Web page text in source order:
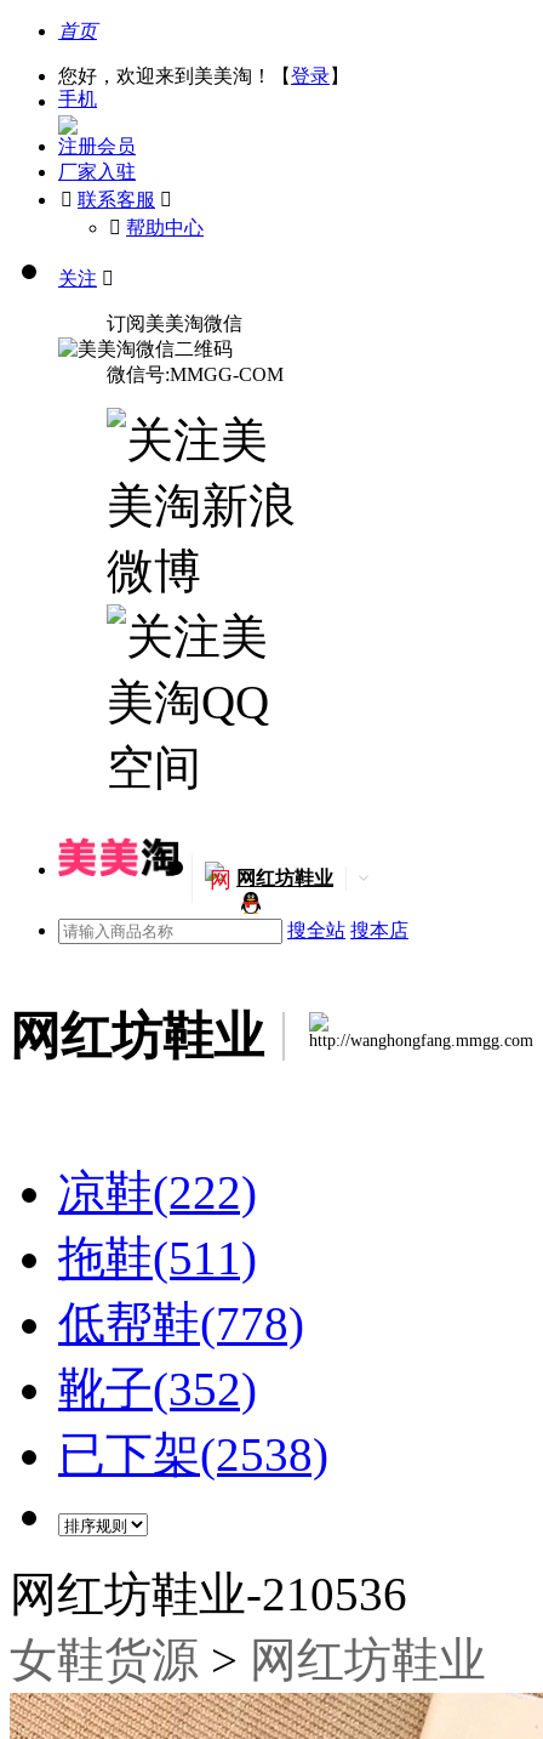
首页
您好，欢迎来到美美淘！【登录】
手机
注册会员
厂家入驻
 联系客服 
󰅃 帮助中心
关注 
订阅美美淘微信
微信号:MMGG-COM
网 网红坊鞋业
搜全站 搜本店
网红坊鞋业 http://wanghongfang.mmgg.com
凉鞋(222)
拖鞋(511)
低帮鞋(778)
靴子(352)
已下架(2538)
网红坊鞋业-210536
女鞋货源 > 网红坊鞋业